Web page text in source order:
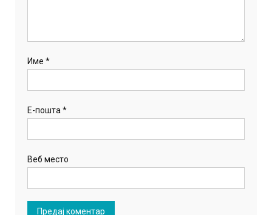
Име*
Е-пошта*
Веб место